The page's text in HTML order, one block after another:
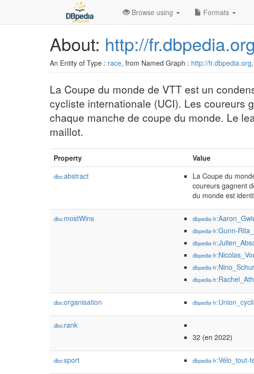
Browse using Formats
About: http://
An Entity of Type : race, from Named Graph : http://fr.dbpedia.org
La Coupe du monde de VTT est un
cycliste internationale (UCI). Les coureurs
chaque manche de coupe du monde. Le
maillot.
Property Value
dbo:abstract
La Coupe du
coureurs gagnent
du monde est
dbo:mostWins dbpedia-fr
dbpedia-fr:Gunn-
dbpedia-fr
dbpedia-fr
dbpedia-fr
dbpedia-fr
dbo:organisation dbpedia-fr
dbo:rank
32 (en 2022)
dbo:sport dbpedia-fr:Vélo_tout-